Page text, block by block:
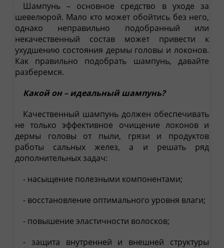
Шампунь – основное средство в уходе за
шевелюрой. Мало кто может обойтись без него,
однако неправильно подобранный или
некачественный состав может привести к
ухудшению состояния дермы головы и локонов.
Как правильно подобрать шампунь, давайте
разберемся.
Какой он – идеальный шампунь?
Качественный шампунь должен обеспечивать
не только эффективное очищение локонов и
дермы головы от пыли, грязи и продуктов
работы сальных желез, а и решать ряд
дополнительных задач:
- насыщение полезными компонентами;
- восстановление оптимального уровня влаги;
- повышение эластичности волосков;
- защита внутренней и внешней структуры